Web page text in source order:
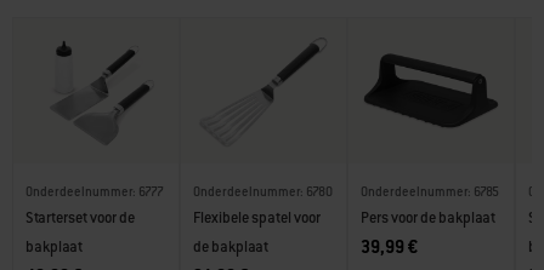
Onderdeelnummer: 6777
Starterset voor de
bakplaat
Onderdeelnummer: 6780
Flexibele spatel voor
de bakplaat
Onderdeelnummer: 6785
Pers voor de bakplaat
39,99 €